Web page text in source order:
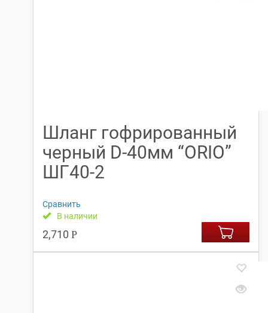
Шланг гофрированный
черный D-40мм “ORIO”
ШГ40-2
Сравнить
В наличии
2,710 Р